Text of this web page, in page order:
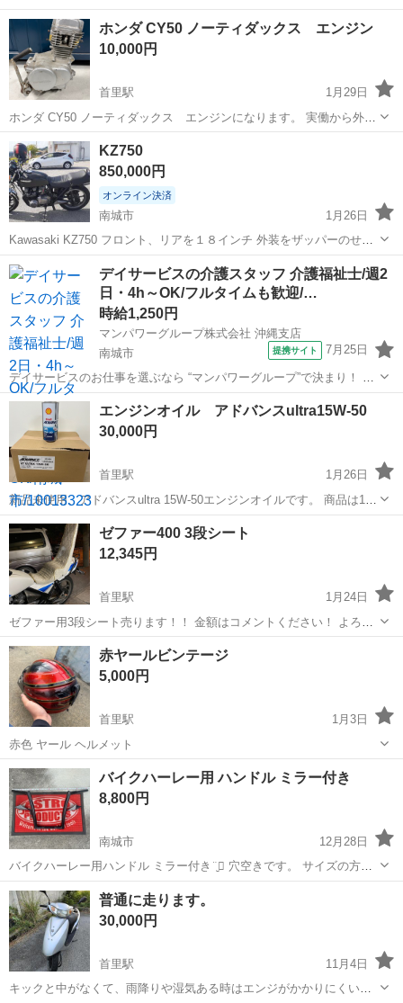
ホンダ CY50 ノーティダックス エンジン
10,000円
首里駅
1月29日
ホンダ CY50 ノーティダックス エンジンになります。 実働から外さ
れて、保管していた物になります。キックおります。圧縮もあるよう
です。屋根下駐車場保管でしたが、サビあります。エイプ、XR流用、
部品取りなどにいかがでしょうか。
沖縄 南城市
KZ750
850,000円
オンライン決済
南城市
1月26日
Kawasaki KZ750 フロント、リアを１８インチ 外装をザッパーのせて
ます。純正外装もあります。 興味のあるかた、自分でカスタムしたい
方いかがですか？
沖縄 カワサキ Kawasaki
デイサービスの介護スタッフ 介護福祉士/週2
日・4h～OK/フルタイムも歓迎/…
時給1,250円
マンパワーグループ株式会社 沖縄支店
南城市
提携サイト 7月25日
デイサービスのお仕事を選ぶなら “マンパワーグループ”で決まり！ ✅️
高時給で稼げる！ ✅️ライフスタイルに合わせて働ける！ ✅️資格取得支
援など福利厚生充実！ ✅️大手なので安定性抜群！ ...
沖縄 南城市
エンジンオイル アドバンスultra15W-50
30,000円
首里駅
1月26日
新品未使用、アドバンスultra 15W-50エンジンオイルです。 商品は12
本セットの価格です。 よろしくおねがいします。
沖縄 南城市 その他 アドバンス
ゼファー400 3段シート
12,345円
首里駅
1月24日
ゼファー用3段シート売ります！！ 金額はコメントください！ よろし
くお願いします！
沖縄 南城市 首里駅
赤ヤールビンテージ
5,000円
首里駅
1月3日
赤色 ヤール ヘルメット
沖縄 南城市 首里駅 カワサキ ビンテージ
バイクハーレー用 ハンドル ミラー付き
8,800円
南城市
12月28日
バイクハーレー用ハンドル ミラー付き¨̮⃝ 穴空きです。 サイズの方は
写真でご確認お願い致します¨̮⃝ 多少傷あり 希望の金額で販売させて
頂きます。 考えてる方はコメントでお問い合わせくださち。 大幅な値
下げは難しい...
沖縄 南城市 バイク ミラー
普通に走ります。
30,000円
首里駅
11月4日
キックと中がなくて、雨降りや湿気ある時はエンジがかかりにくいで